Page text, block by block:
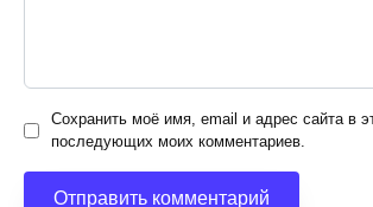
Сохранить моё имя, email и адрес сайта в
последующих моих комментариев.